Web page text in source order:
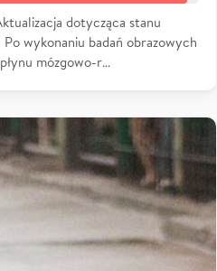
dotycząca stanu
wykonaniu badań obrazowych
mózgowo-r…